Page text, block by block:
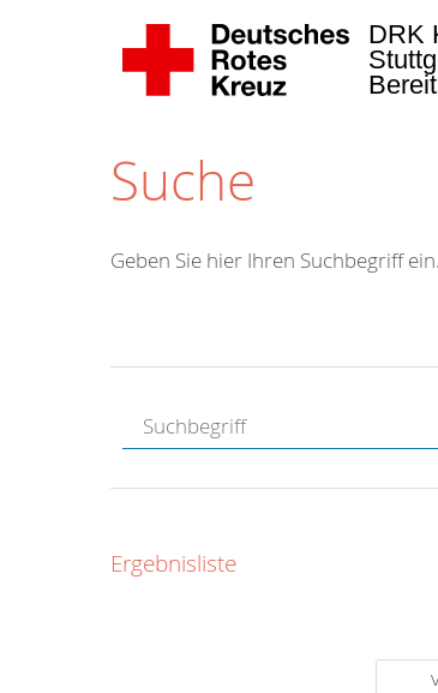
DRK
Suche
Geben Sie hier Ihren Suchbegriff
Ergebnisliste